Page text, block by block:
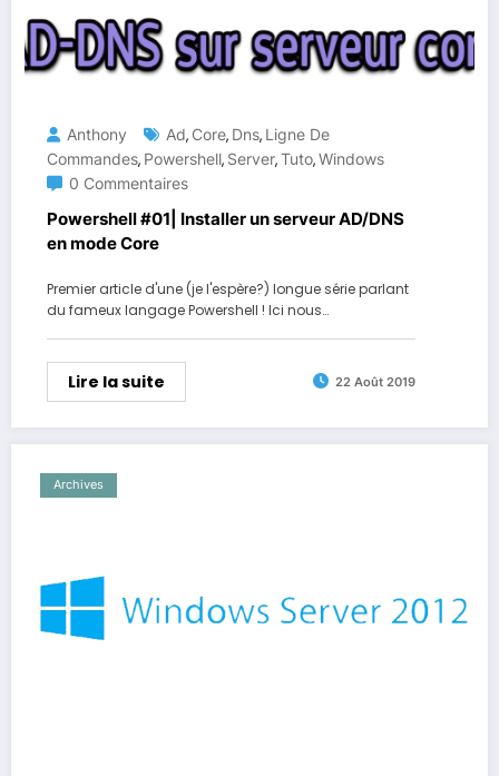
Anthony Ad, Core, Dns, Ligne De
Commandes, Powershell, Server,Tuto,Windows
0 Commentaires
Powershell #01| Installer un serveur AD/DNS
en mode Core
Premier article d'une (je l'espère?) longue série parlant
du fameux langage Powershell ! Ici nous…
Lire la suite 22 Août 2019
Archives